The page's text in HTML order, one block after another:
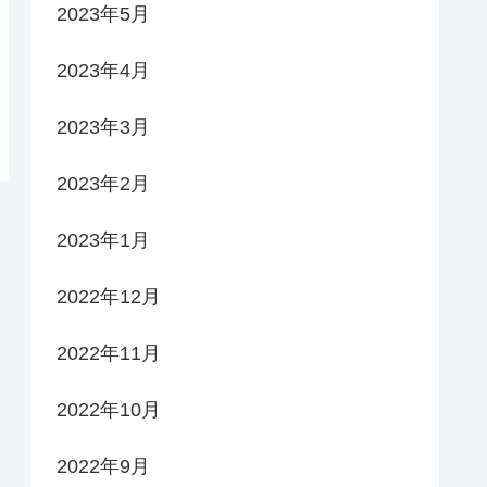
2023年5月
2023年4月
2023年3月
2023年2月
2023年1月
2022年12月
2022年11月
2022年10月
2022年9月